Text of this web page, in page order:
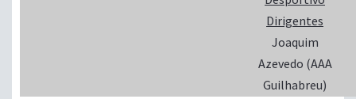
Dirigentes
Joaquim
Azevedo (AAA
Guilhabreu)